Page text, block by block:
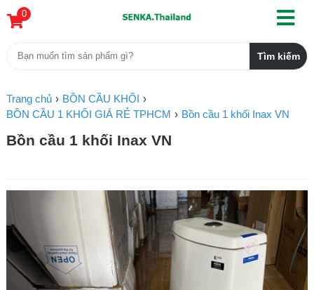
0
Trang chủ
BỒN CẦU KHỐI
BỒN CẦU 1 KHỐI GIÁ RẺ TPHCM
Bồn cầu 1 khối Inax VN
Bồn cầu 1 khối Inax VN